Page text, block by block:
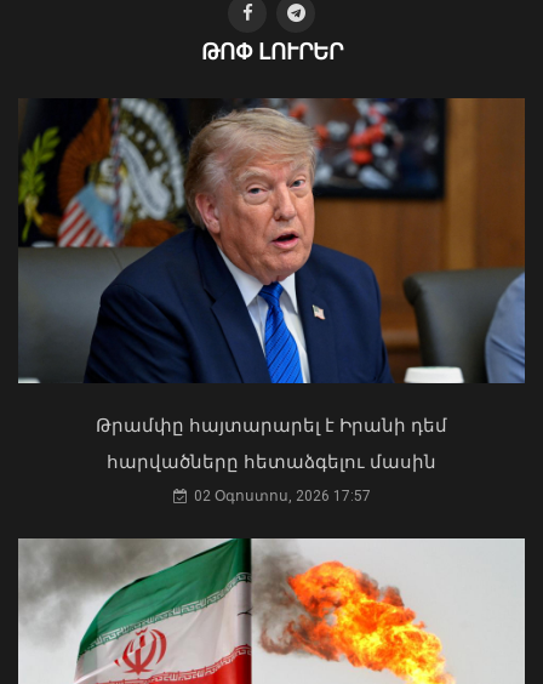
Երեք նախարարություն
կանվանափոխվի․ Կառավարությունը
նախագիծ է ներկայացրել
06 Օգոստոս, 2026 10:41
Այս տարի քննություններին
անբավարար ստացած դիմորդների
թիվն էականորեն ավելի մեծ է, սա
ահազանգ է. Փաշինյան
06 Օգոստոս, 2026 10:34
Ի՞նչ ուղերձ էր ոտքի չկանգնելը.
Աղաջանյանը` ընդդիմությանը
ԹՈՓ ԼՈՒՐԵՐ
Թրամփը հայտարարել է Իրանի դեմ
հարվածները հետաձգելու մասին
02 Օգոստոս, 2026 17:57